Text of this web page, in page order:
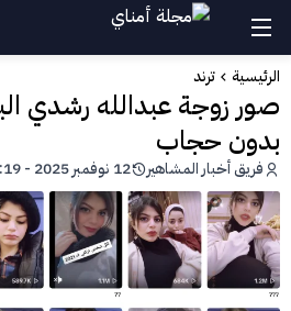
الرئيسية ترند
صور زوجة عبدالله رشدي
بدون حجاب
فريق أخبار المشاهير 12 نوفمبر 2025 - 08:19